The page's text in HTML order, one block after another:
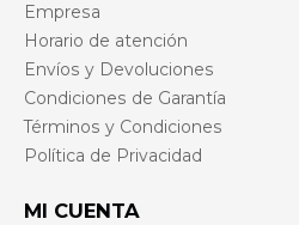
Empresa
Horario de atención
Envíos y Devoluciones
Condiciones de Garantía
Términos y Condiciones
Política de Privacidad
MI CUENTA